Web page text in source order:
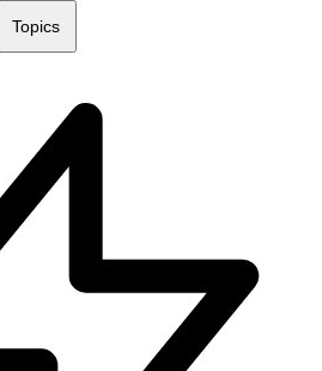
Topics